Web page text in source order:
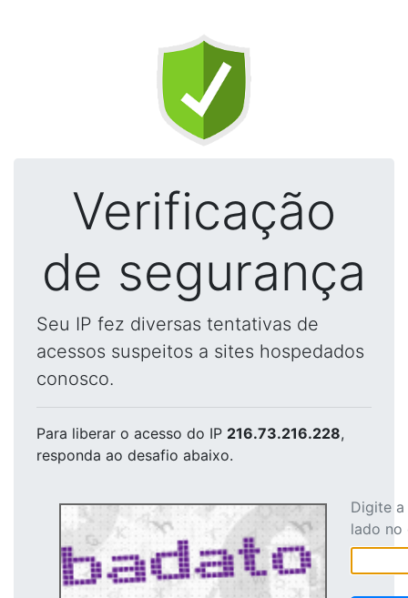
Verificação
de segurança
Seu IP fez diversas tentativas de
acessos suspeitos a sites hospedados
conosco.
Para liberar o acesso do IP 216.73.216.228,
responda ao desafio abaixo.
Digite
lado no